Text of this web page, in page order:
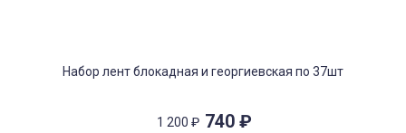
Набор лент блокадная и георгиевская по 37шт
1 200 ₽ 740 ₽